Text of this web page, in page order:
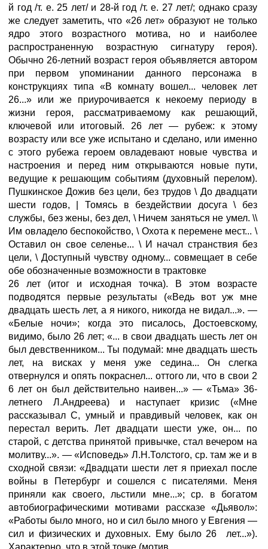
й год /т. е. 25 лет/ и 28-й год /т. е. 27 лет/; однако сразу
же следует заметить, что «26 лет» образуют не только
ядро этого возрастного мотива, но и наиболее
распространенную возрастную сигнатуру героя).
Обычно 26-летний возраст героя объявляется автором
при первом упоминании данного персонажа в
конструкциях типа «В комнату вошел... человек лет
26...» или же приурочивается к некоему периоду в
жизни героя, рассматриваемому как решающий,
ключевой или итоговый. 26 лет — рубеж: к этому
возрасту или все уже испытано и сделано, или именно
с этого рубежа героем овладевают новые чувства и
настроения и перед ним открываются новые пути,
ведущие к решающим событиям (духовный перелом).
Пушкинское Дожив без цели, без трудов \ До двадцати
шести годов, | Томясь в бездействии досуга \ без
службы, без жены, без дел, \ Ничем заняться не умел. \\
Им овладело беспокойство, \ Охота к перемене мест... \
Оставил он свое селенье... \ И начал странствия без
цели, \ Доступный чувству одному... совмещает в себе
обе обозначенные возможности в трактовке
26 лет (итог и исходная точка). В этом возрасте
подводятся первые результаты («Ведь вот уж мне
двадцать шесть лет, а я никого, никогда не видал...». —
«Белые ночи»; когда это писалось, Достоевскому,
видимо, было 26 лет; «... в свои двадцать шесть лет он
был девственником... Ты подумай: мне двадцать шесть
лет, на висках у меня уже седина... Он слегка
отвернулся и опять покраснел... оттого ли, что в свои 2
6 лет он был действительно наивен...» — «Тьма» 36-
летнего Л.Андреева) и наступает кризис («Мне
рассказывал С, умный и правдивый человек, как он
перестал верить. Лет двадцати шести уже, он... по
старой, с детства принятой привычке, стал вечером на
молитву...». — «Исповедь» Л.Н.Толстого, ср. там же и в
сходной связи: «Двадцати шести лет я приехал после
войны в Петербург и сошелся с писателями. Меня
приняли как своего, льстили мне...»; ср. в богатом
автобиографическими мотивами рассказе «Дьявол»:
«Работы было много, но и сил было много у Евгения —
сил и физических и духовных. Ему было 26 лет...»).
Характерно, что в этой точке (мотив